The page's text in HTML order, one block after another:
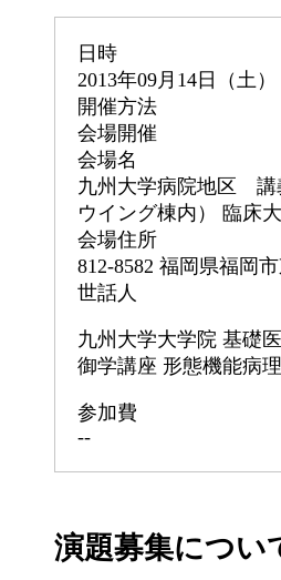
日時
2013年09月14日（土）
開催方法
会場開催
会場名
九州大学病院地区 講
ウイング棟内） 臨床
会場住所
812-8582 福岡県福岡
世話人
九州大学大学院 基礎
御学講座 形態機能病理
参加費
--
演題募集につい